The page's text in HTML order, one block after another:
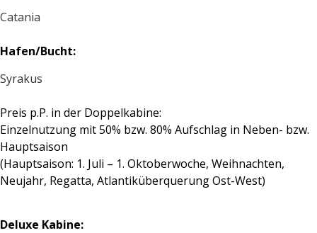
Catania
Hafen/Bucht:
Syrakus
Preis p.P. in der Doppelkabine:
Einzelnutzung mit 50% bzw. 80% Aufschlag in Neben- bzw.
Hauptsaison
(Hauptsaison: 1. Juli – 1. Oktoberwoche, Weihnachten,
Neujahr, Regatta, Atlantiküberquerung Ost-West)
Deluxe Kabine: